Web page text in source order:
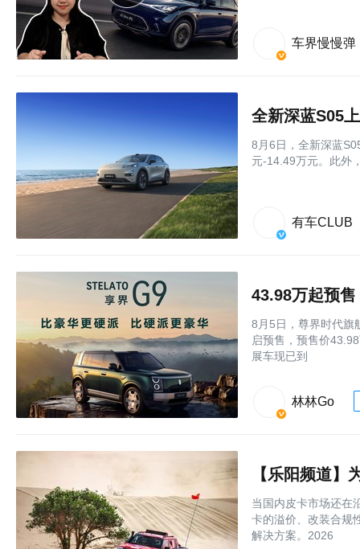
车界慢慢弹
全新深蓝S05
8月6日，全新深蓝
元-14.49万元。此外
有车CLUB
43.98万起预
8月5日，尊界时代旗
启预售，预售价
展车现已到
林林Go
当国内皮卡市场还在
卡的溢价、改装合规
解决方案。2026